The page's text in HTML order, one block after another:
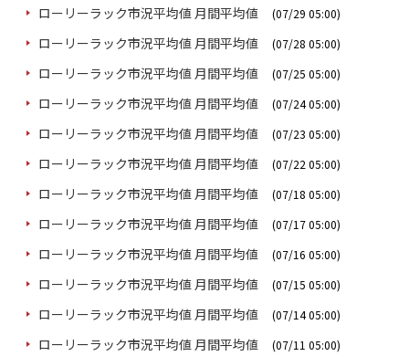
ローリーラック市況平均値 月間平均値 (07/29 05:00)
ローリーラック市況平均値 月間平均値 (07/28 05:00)
ローリーラック市況平均値 月間平均値 (07/25 05:00)
ローリーラック市況平均値 月間平均値 (07/24 05:00)
ローリーラック市況平均値 月間平均値 (07/23 05:00)
ローリーラック市況平均値 月間平均値 (07/22 05:00)
ローリーラック市況平均値 月間平均値 (07/18 05:00)
ローリーラック市況平均値 月間平均値 (07/17 05:00)
ローリーラック市況平均値 月間平均値 (07/16 05:00)
ローリーラック市況平均値 月間平均値 (07/15 05:00)
ローリーラック市況平均値 月間平均値 (07/14 05:00)
ローリーラック市況平均値 月間平均値 (07/11 05:00)